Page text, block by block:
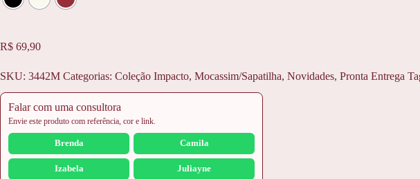
R$ 69,90
SKU: 3442M Categorias: Coleção Impacto, Mocassim/Sapatilha, Novidades, Pronta Entrega
Falar com uma consultora
Envie este produto com referência, cor e link.
Brenda Camila
Izabela Juliayne